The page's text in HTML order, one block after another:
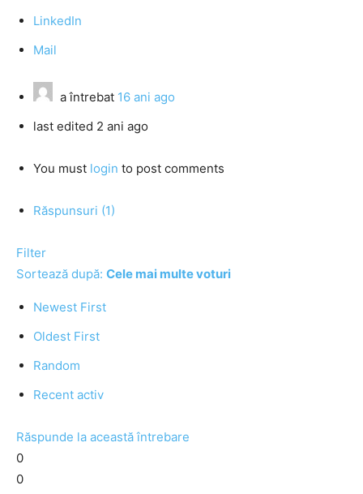
LinkedIn
Mail
a întrebat 16 ani ago
last edited 2 ani ago
You must login to post comments
Răspunsuri (1)
Filter
Sortează după: Cele mai multe voturi
Newest First
Oldest First
Random
Recent activ
Răspunde la această întrebare
0
0